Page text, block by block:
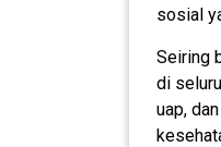
sosial
Seiring
di
uap,